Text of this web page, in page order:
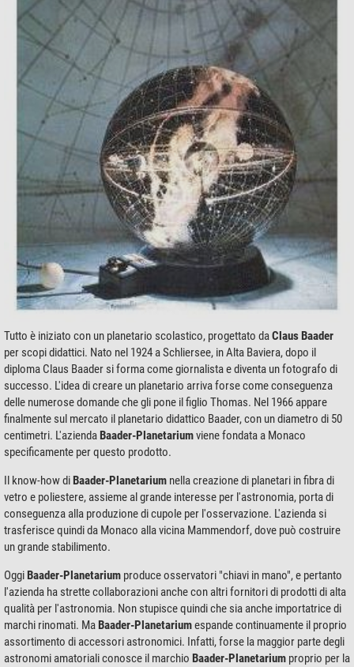
Tutto è iniziato con un planetario scolastico, progettato daClaus Baader
per scopi didattici. Nato nel 1924 a Schliersee, in Alta Baviera, dopo il
diploma Claus Baader si forma come giornalista e diventa un fotografo di
successo. L'idea di creare un planetario arriva forse come conseguenza
delle numerose domande che gli pone il figlio Thomas. Nel 1966 appare
finalmente sul mercato il planetario didattico Baader, con un diametro di 50
centimetri. L'azienda Baader-Planetariumviene fondata a Monaco
specificamente per questo prodotto.
Il know-how di Baader-Planetarium nella creazione di planetari in fibra di
vetro e poliestere, assieme al grande interesse per l'astronomia, porta di
conseguenza alla produzione di cupole per l'osservazione. L'azienda si
trasferisce quindi da Monaco alla vicina Mammendorf, dove può costruire
un grande stabilimento.
Oggi Baader-Planetarium produce osservatori "chiavi in mano", e pertanto
l'azienda ha strette collaborazioni anche con altri fornitori di prodotti di alta
qualità per l'astronomia. Non stupisce quindi che sia anche importatrice di
marchi rinomati. Ma Baader-Planetariumespande continuamente il proprio
assortimento di accessori astronomici. Infatti, forse la maggior parte degli
astronomi amatoriali conosce il marchio Baader-Planetarium proprio per la